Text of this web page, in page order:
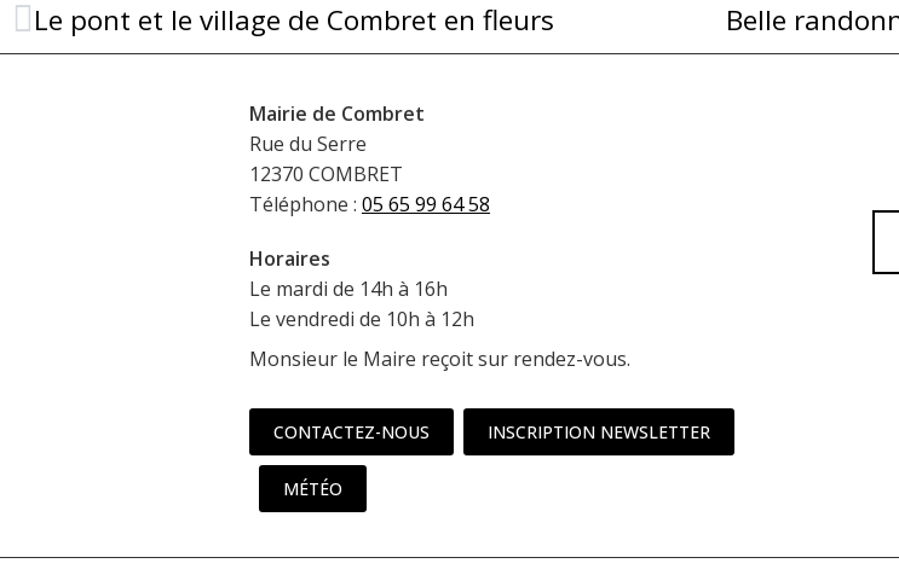
Le pont et le village de Combret en fleurs
Mairie de Combret
Rue du Serre
12370 COMBRET
Téléphone : 05 65 99 64 58
Horaires
Le mardi de 14h à 16h
Le vendredi de 10h à 12h
Monsieur le Maire reçoit sur rendez-vous.
CONTACTEZ-NOUS INSCRIPTION NEWSLETTER
MÉTÉO